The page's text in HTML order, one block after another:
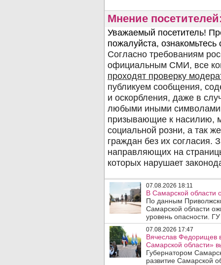
Мнение
07.08.2026 18:11
В Самарской области
По данным
Самарской области
уровень опасности.
07.08.2026 17:47
Вячеслав Федорищев
Самарской области»
Губернатором
развитие Самарской